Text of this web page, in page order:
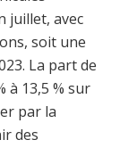
juillet, avec
soit une
La part de
à 13,5 % sur
par la
des